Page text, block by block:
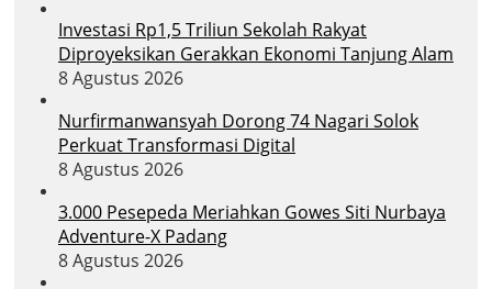
Investasi Rp1,5 Triliun Sekolah Rakyat
Diproyeksikan Gerakkan Ekonomi Tanjung Alam
8 Agustus 2026
Nurfirmanwansyah Dorong 74 Nagari Solok
Perkuat Transformasi Digital
8 Agustus 2026
3.000 Pesepeda Meriahkan Gowes Siti Nurbaya
Adventure-X Padang
8 Agustus 2026